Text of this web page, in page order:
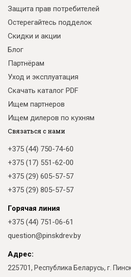
Защита прав потребителей
Остерегайтесь подделок
Скидки и акции
Блог
Партнёрам
Уход и эксплуатация
Скачать каталог PDF
Ищем партнеров
Ищем дилеров по кухням
Связаться с нами
+375 (44) 750-74-60
+375 (17) 551-62-00
+375 (29) 605-57-57
+375 (29) 805-57-57
Горячая линия
+375 (44) 751-06-61
question@pinskdrev.by
Адрес:
225701, Республика Беларусь, г.